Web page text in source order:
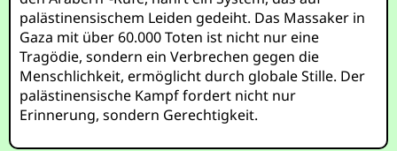
palästinensischem Leiden gedeiht. Das Massaker in
Gaza mit über 60.000 Toten ist nicht nur eine
Tragödie, sondern ein Verbrechen gegen die
Menschlichkeit, ermöglicht durch globale Stille. Der
palästinensische Kampf fordert nicht nur
Erinnerung, sondern Gerechtigkeit.